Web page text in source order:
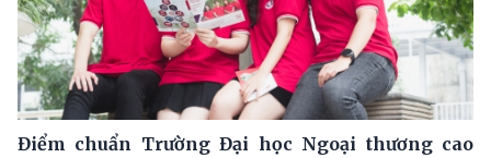
Điểm chuẩn Trường Đại học Ngoại thương cao